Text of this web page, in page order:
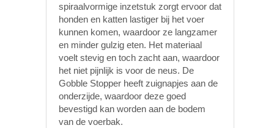
spiraalvormige inzetstuk zorgt ervoor dat
honden en katten lastiger bij het voer
kunnen komen, waardoor ze langzamer
en minder gulzig eten. Het materiaal
voelt stevig en toch zacht aan, waardoor
het niet pijnlijk is voor de neus. De
Gobble Stopper heeft zuignapjes aan de
onderzijde, waardoor deze goed
bevestigd kan worden aan de bodem
van de voerbak.